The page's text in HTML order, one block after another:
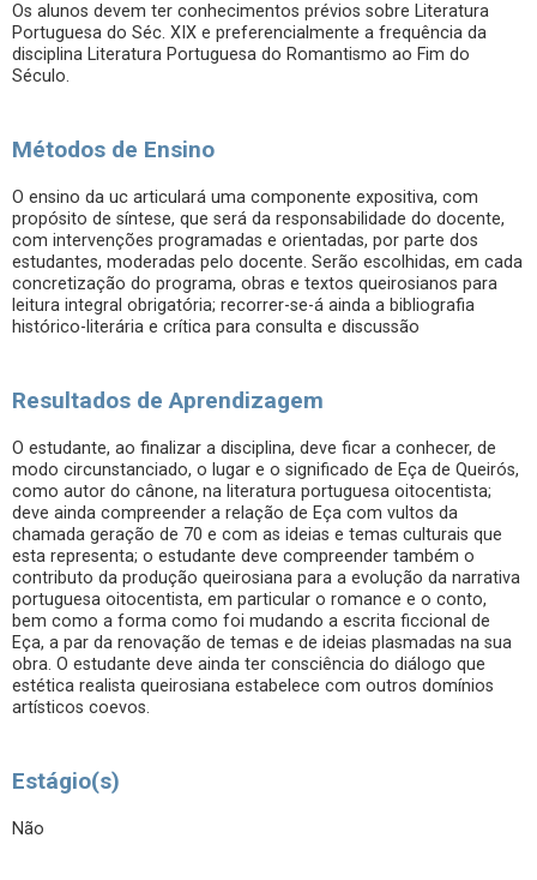
Os alunos devem ter conhecimentos prévios sobre Literatura
Portuguesa do Séc. XIX e preferencialmente a frequência da
disciplina Literatura Portuguesa do Romantismo ao Fim do
Século.
Métodos de Ensino
O ensino da uc articulará uma componente expositiva, com
propósito de síntese, que será da responsabilidade do docente,
com intervenções programadas e orientadas, por parte dos
estudantes, moderadas pelo docente. Serão escolhidas, em cada
concretização do programa, obras e textos queirosianos para
leitura integral obrigatória; recorrer-se-á ainda a bibliografia
histórico-literária e crítica para consulta e discussão
Resultados de Aprendizagem
O estudante, ao finalizar a disciplina, deve ficar a conhecer, de
modo circunstanciado, o lugar e o significado de Eça de Queirós,
como autor do cânone, na literatura portuguesa oitocentista;
deve ainda compreender a relação de Eça com vultos da
chamada geração de 70 e com as ideias e temas culturais que
esta representa; o estudante deve compreender também o
contributo da produção queirosiana para a evolução da narrativa
portuguesa oitocentista, em particular o romance e o conto,
bem como a forma como foi mudando a escrita ficcional de
Eça, a par da renovação de temas e de ideias plasmadas na sua
obra. O estudante deve ainda ter consciência do diálogo que
estética realista queirosiana estabelece com outros domínios
artísticos coevos.
Estágio(s)
Não